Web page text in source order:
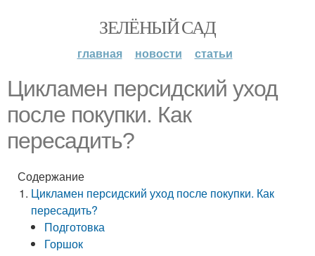
ЗЕЛЁНЫЙ САД
главная новости статьи
Цикламен персидский уход
после покупки. Как
пересадить?
Содержание
Цикламен персидский уход после покупки. Как
пересадить?
Подготовка
Горшок